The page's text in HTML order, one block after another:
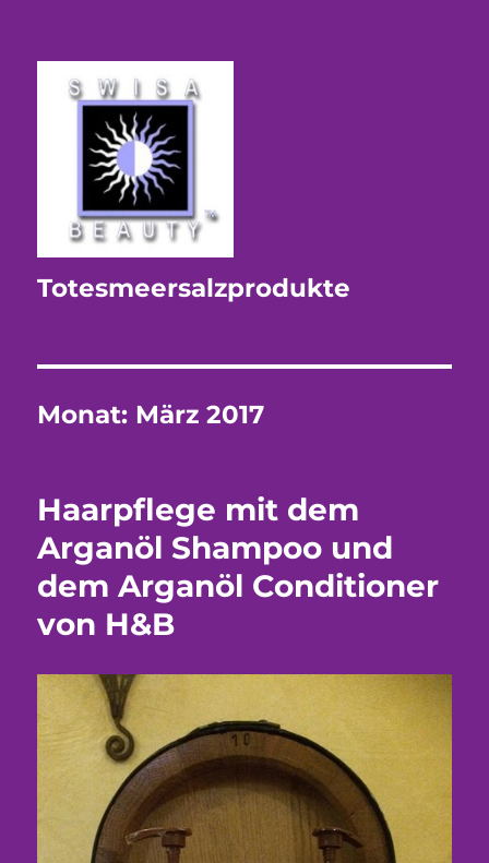
Totesmeersalzprodukte
Monat: März 2017
Haarpflege mit dem
Arganöl Shampoo und
dem Arganöl Conditioner
von H&B